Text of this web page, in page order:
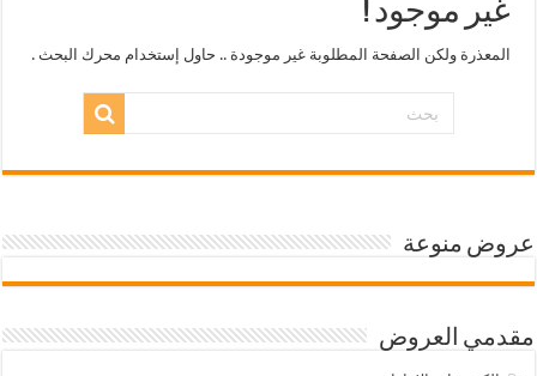
غير موجود !
المعذرة ولكن الصفحة المطلوبة غير موجودة .. حاول إستخدام محرك البحث .
عروض منوعة
مقدمي العروض